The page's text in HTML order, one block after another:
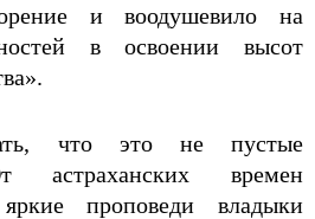
и воодушевило на
в освоении высот
что это не пустые
астраханских времен
проповеди владыки